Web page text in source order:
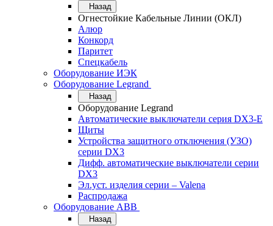
Назад
Огнестойкие Кабельные Линии (ОКЛ)
Алюр
Конкорд
Паритет
Спецкабель
Оборудование ИЭК
Оборудование Legrand
Назад
Оборудование Legrand
Автоматические выключатели серия DX3-E
Щиты
Устройства защитного отключения (УЗО)
серии DX3
Дифф. автоматические выключатели серии
DX3
Эл.уст. изделия серии – Valena
Распродажа
Оборудование АВВ
Назад